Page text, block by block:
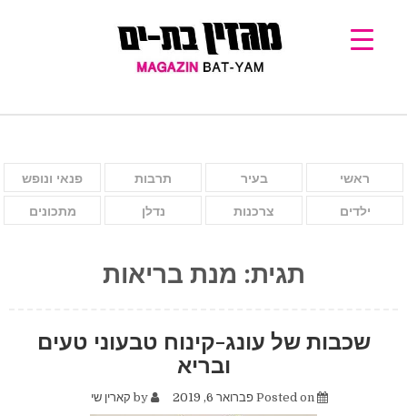
ראשי בעיר תרבות פנאי ונופש
ילדים צרכנות נדלן מתכונים
תגית: מנת בריאות
שכבות של עונג-קינוח טבעוני טעים
ובריא
Posted on פברואר 6, 2019 by קארין שי